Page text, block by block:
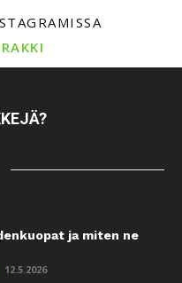
ja miten ne
12.5.2026